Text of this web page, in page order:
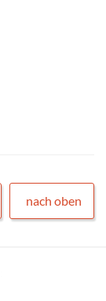
nach oben